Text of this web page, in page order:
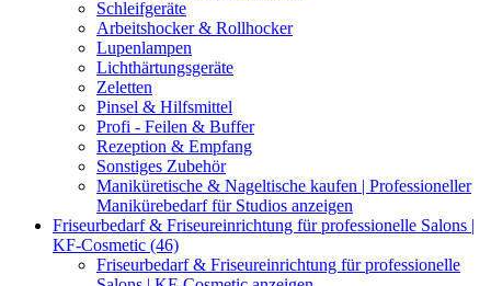
Schleifgeräte
Arbeitshocker & Rollhocker
Lupenlampen
Lichthärtungsgeräte
Zeletten
Pinsel & Hilfsmittel
Profi - Feilen & Buffer
Rezeption & Empfang
Sonstiges Zubehör
Maniküretische & Nageltische kaufen | Professioneller
Manikürebedarf für Studios anzeigen
Friseurbedarf & Friseureinrichtung für professionelle Salons |
KF-Cosmetic (46)
Friseurbedarf & Friseureinrichtung für professionelle